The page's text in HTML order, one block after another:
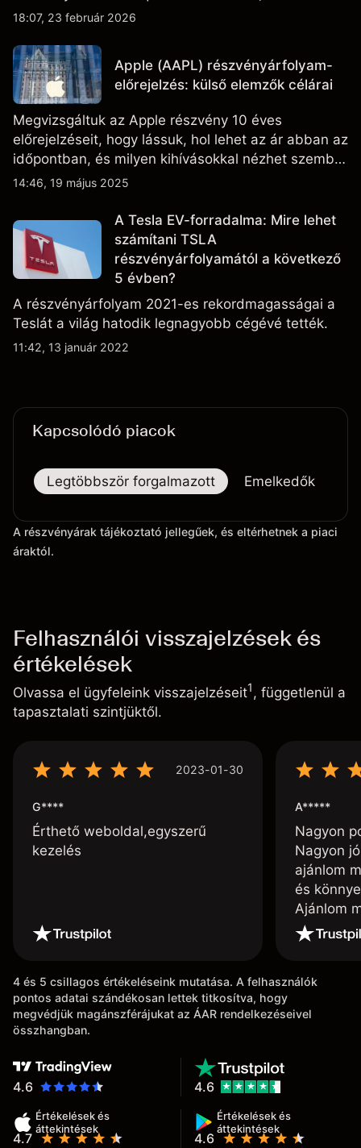
figyelik az eredményteljesítményt, a szállítási
fejleményeket.
18:07, 23 február 2026
Apple (AAPL) részvényárfolyam-
előrejelzés: külső elemzők célárai
Megvizsgáltuk az Apple részvény 10 éves
előrejelzéseit, hogy lássuk, hol lehet az ár abban az
időpontban, és milyen kihívásokkal nézhet szembe
a vállalat.
14:46, 19 május 2025
A Tesla EV-forradalma: Mire lehet
számítani TSLA
részvényárfolyamától a következő
5 évben?
A részvényárfolyam 2021-es rekordmagasságai a
Teslát a világ hatodik legnagyobb cégévé tették.
11:42, 13 január 2022
Kapcsolódó piacok
Legtöbbször forgalmazott Emelkedők
A részvényárak tájékoztató jellegűek, és eltérhetnek a piaci
áraktól.
Felhasználói visszajelzések és
értékelések
Olvassa el ügyfeleink visszajelzéseit1, függetlenül a
tapasztalati szintjüktől.
2023-01-30
G****
Érthető weboldal,egyszerű
kezelés
A*****
Nagyon
Nagyon
ajánlom
és
Ajánlom
4 és 5 csillagos értékeléseink mutatása. A felhasználók
pontos adatai szándékosan lettek titkosítva, hogy
megvédjük magánszférájukat az ÁAR rendelkezéseivel
összhangban.
4.6
Értékelések és
áttekintések
4.7
Értékelések és
áttekintések
4.6
4.6